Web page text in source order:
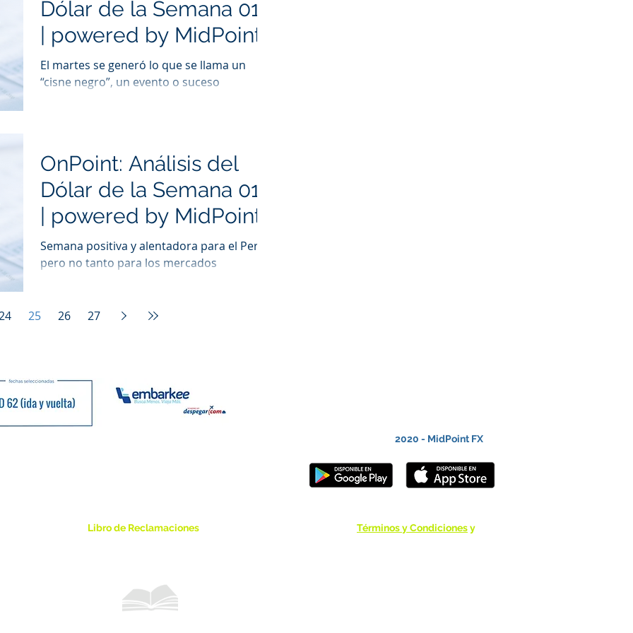
Dólar de la Semana 019
| powered by MidPoint
El martes se generó lo que se llama un
“cisne negro”, un evento o suceso
OnPoint: Análisis del
Dólar de la Semana 018
| powered by MidPoint
Semana positiva y alentadora para el Perú,
pero no tanto para los mercados
25 26 27
2020 - MidPoint FX
Libro de Reclamaciones Términos y Condicionesy